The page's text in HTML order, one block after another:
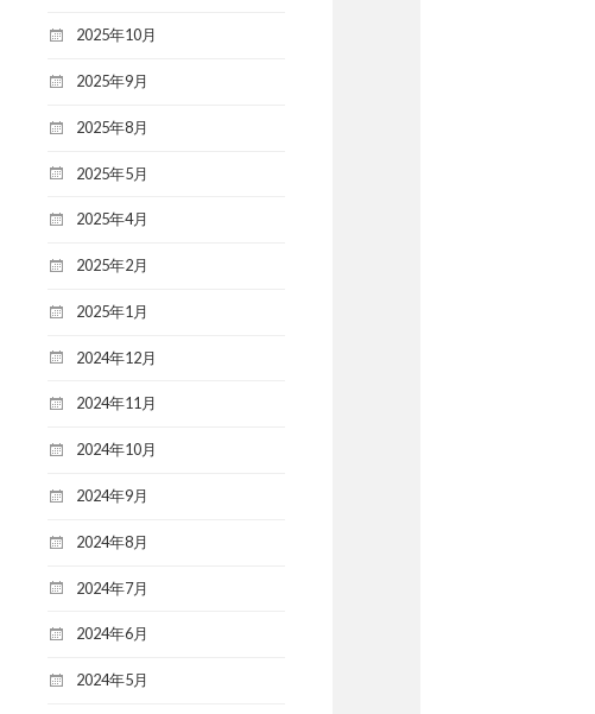
2025年10月
2025年9月
2025年8月
2025年5月
2025年4月
2025年2月
2025年1月
2024年12月
2024年11月
2024年10月
2024年9月
2024年8月
2024年7月
2024年6月
2024年5月